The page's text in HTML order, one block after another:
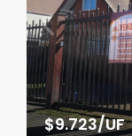
$9.723/UF